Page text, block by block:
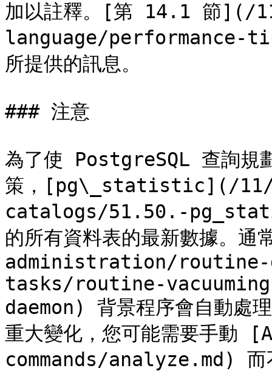
加以註釋。[第 14.1 節
language/performance-
所提供的訊息。
### 注意
為了使 PostgreSQL 查詢規
策，[pg\_statistic](/
catalogs/51.50.-
的所有資料表的最新數據
administration/routine-
tasks/routine-
daemon) 背景程序會自動處
重大變化，您可能需要手
commands/analyze.md) 而